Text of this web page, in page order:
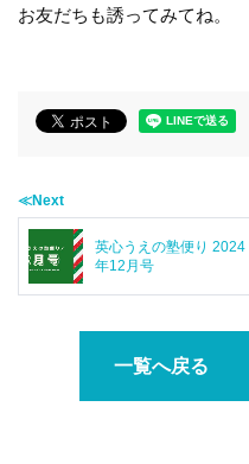
お友だちも誘ってみてね。
≪Next
英心うえの塾便り 2024
年12月号
一覧へ戻る